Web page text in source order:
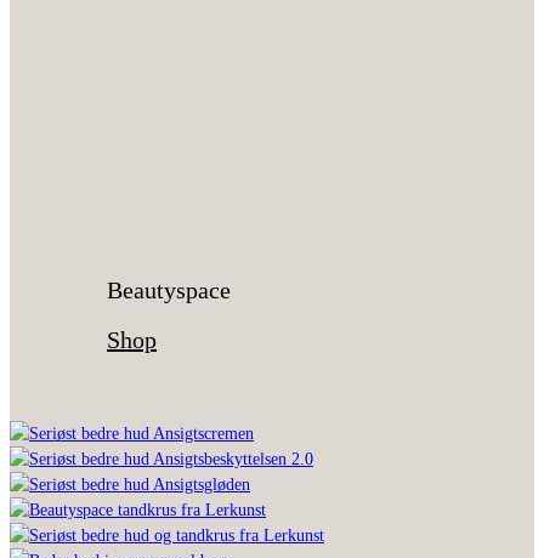
Beautyspace
Shop